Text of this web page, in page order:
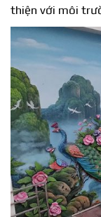
thiện với môi